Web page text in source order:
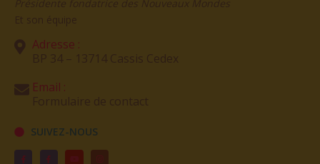
Adresse :
Email :
SUIVEZ-NOUS